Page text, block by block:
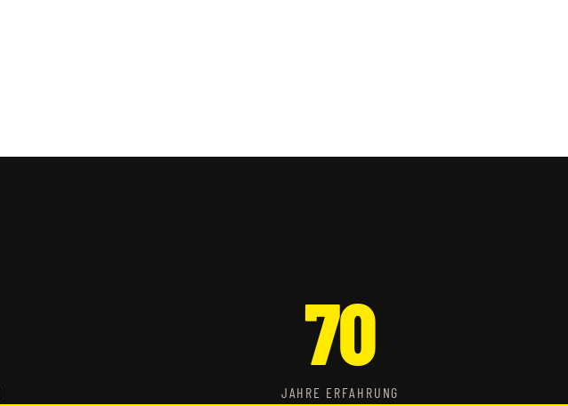
70
JAHRE ERFAHRUNG